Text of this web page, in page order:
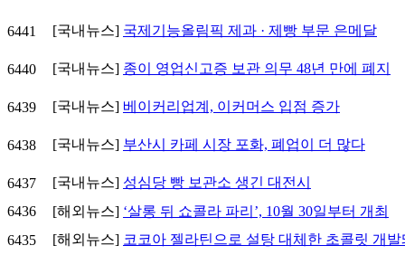
6441 [국내뉴스] 국제기능올림픽 제과 · 제빵 부문 은메달
6440 [국내뉴스] 종이 영업신고증 보관 의무 48년 만에 폐지
6439 [국내뉴스] 베이커리업계, 이커머스 입점 증가
6438 [국내뉴스] 부산시 카페 시장 포화, 폐업이 더 많다
6437 [국내뉴스] 성심당 빵 보관소 생긴 대전시
6436
[해외뉴스] ‘살롱 뒤 쇼콜라 파리’, 10월 30일부터 개최
6435
[해외뉴스] 코코아 젤라틴으로 설탕 대체한 초콜릿 개발